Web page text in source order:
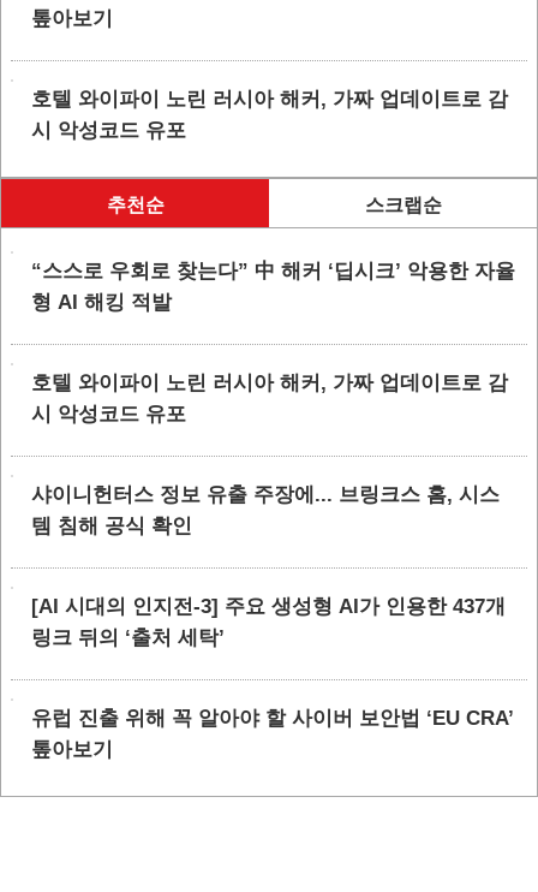
톺아보기
호텔 와이파이 노린 러시아 해커, 가짜 업데이트로 감
시 악성코드 유포
추천순 스크랩순
“스스로 우회로 찾는다” 中 해커 ‘딥시크’ 악용한 자율
형 AI 해킹 적발
호텔 와이파이 노린 러시아 해커, 가짜 업데이트로 감
시 악성코드 유포
샤이니헌터스 정보 유출 주장에... 브링크스 홈, 시스
템 침해 공식 확인
[AI 시대의 인지전-3] 주요 생성형 AI가 인용한 437개
링크 뒤의 ‘출처 세탁’
유럽 진출 위해 꼭 알아야 할 사이버 보안법 ‘EU CRA’
톺아보기